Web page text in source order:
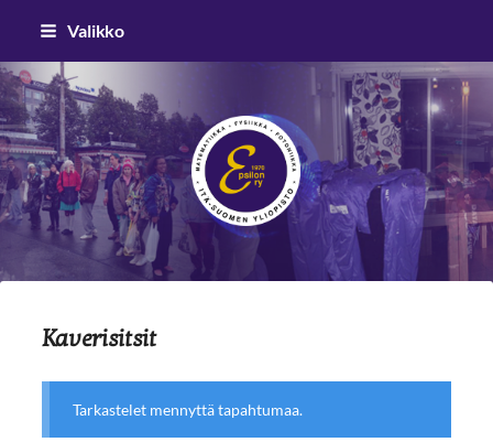
Siirry
sivun
sisältöön
Valikko
Epsilon ry
Kaverisitsit
Tarkastelet mennyttä tapahtumaa.